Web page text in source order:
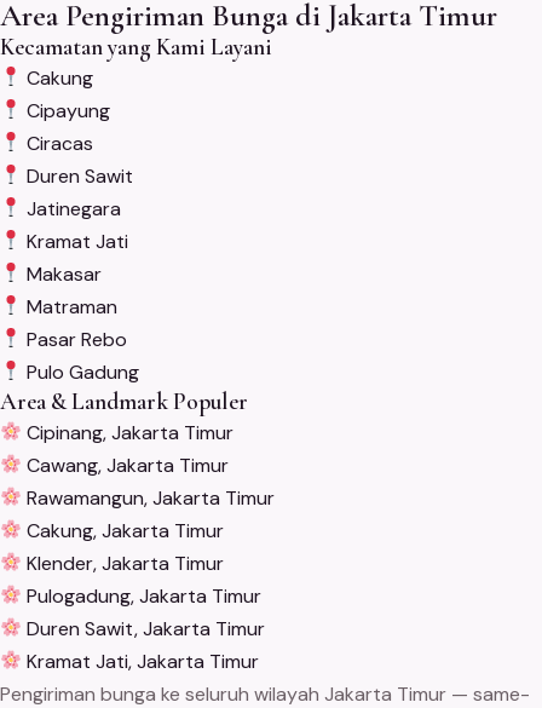
Area Pengiriman Bunga di Jakarta Timur
Kecamatan yang Kami Layani
Cakung
Cipayung
Ciracas
Duren Sawit
Jatinegara
Kramat Jati
Makasar
Matraman
Pasar Rebo
Pulo Gadung
Area & Landmark Populer
Cipinang, Jakarta Timur
Cawang, Jakarta Timur
Rawamangun, Jakarta Timur
Cakung, Jakarta Timur
Klender, Jakarta Timur
Pulogadung, Jakarta Timur
Duren Sawit, Jakarta Timur
Kramat Jati, Jakarta Timur
Pengiriman bunga ke seluruh wilayah Jakarta Timur — same-